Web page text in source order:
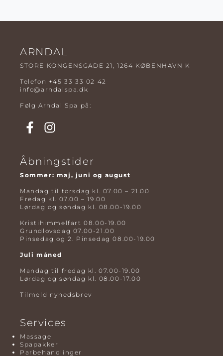
ARNDAL
STORE KONGENSGADE 21, 1264 KØBENHAVN K
Telefon +45 33 33 02 42
info@arndalspa.dk
Følg Arndal Spa på:
Åbningstider
Sommer: maj, juni og august
Mandag til torsdag kl. 07.00 – 21.00
Fredag kl. 07.00 – 19.00
Lørdag og søndag kl. 08.00-19.00
Kristihimmelfart 08.00-19.00
Grundlovsdag 07.00-21.00
Pinsedag og 2. Pinsedag 08.00-19.00
Juli måned
Mandag til fredag kl. 07.00-19.00
Lørdag og søndag kl. 08.00-17.00
Tilmeld nyhedsbrev
Services
Massage
Spapakker
Parbehandlinger